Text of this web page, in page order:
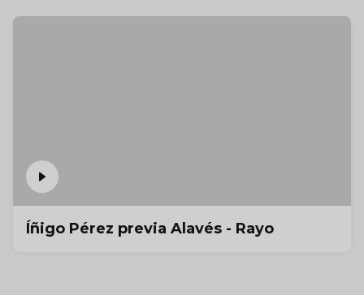
Íñigo Pérez previa Alavés - Rayo